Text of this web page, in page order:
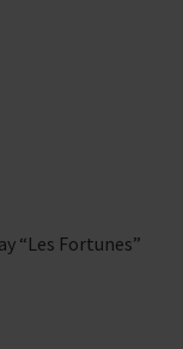
“Les Fortunes”